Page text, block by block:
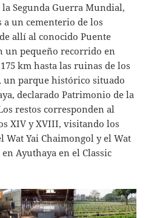
Segunda Guerra Mundial,
a un cementerio de los
allí al conocido Puente
un pequeño recorrido en
km hasta las ruinas de los
un parque histórico situado
declarado Patrimonio de la
restos corresponden al
XIV y XVIII, visitando los
Wat Yai Chaimongol y el Wat
Ayuthaya en el Classic